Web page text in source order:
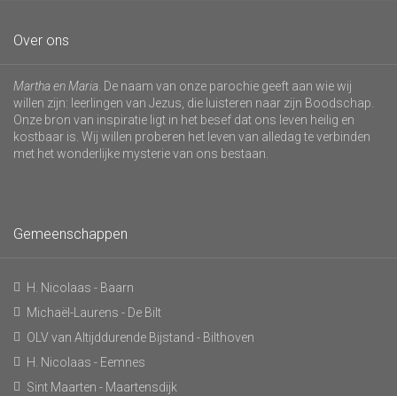
Over ons
Martha en Maria . De naam van onze parochie geeft aan wie wij
willen zijn: leerlingen van Jezus, die luisteren naar zijn Boodschap.
Onze bron van inspiratie ligt in het besef dat ons leven heilig en
kostbaar is. Wij willen proberen het leven van alledag te verbinden
met het wonderlijke mysterie van ons bestaan.
Gemeenschappen
H. Nicolaas - Baarn
Michaël-Laurens - De Bilt
OLV van Altijddurende Bijstand - Bilthoven
H. Nicolaas - Eemnes
Sint Maarten - Maartensdijk